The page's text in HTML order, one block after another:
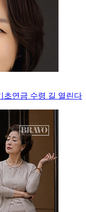
초연금 수령 길 열린다